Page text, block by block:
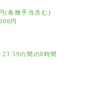
(各種手当含む)
円
23:59の間の8時間